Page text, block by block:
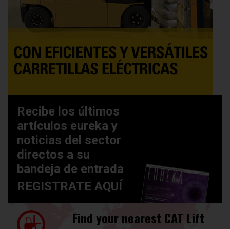
Recibe los últimos
artículos eureka y
noticias del sector
directos a su
bandeja de entrada
REGISTRATE AQUÍ
Find your nearest CAT Lift